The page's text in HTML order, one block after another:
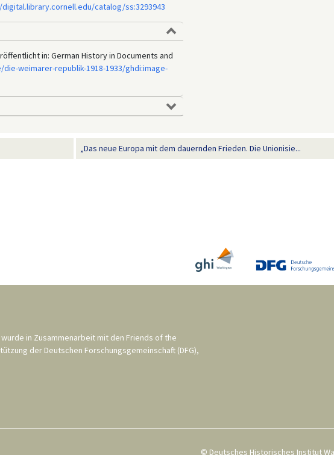
catalog/ss:3293943
in: German History in Documents and
weimarer-republik-1918-1933/ghdi:image-
„Das neue Europa mit dem dauernden Frieden. Die Unionisie...
in Zusammenarbeit mit den Friends of the
der Deutschen Forschungsgemeinschaft (DFG),
© Deutsches Historisches Institut